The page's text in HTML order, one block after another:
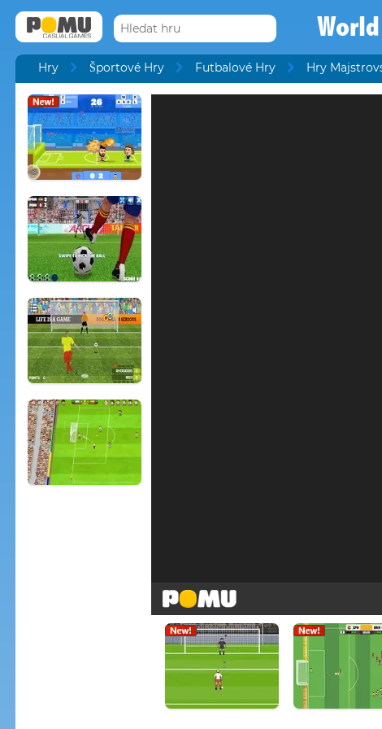
Hry Športové Hry Futbalové Hry Hry